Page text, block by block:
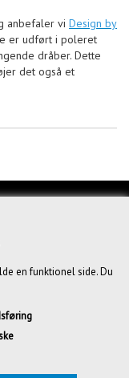
en funktionel side. Du
anbefaler vi Design by
er udført i poleret
dråber. Dette
det også et
Tåstrup | CVR